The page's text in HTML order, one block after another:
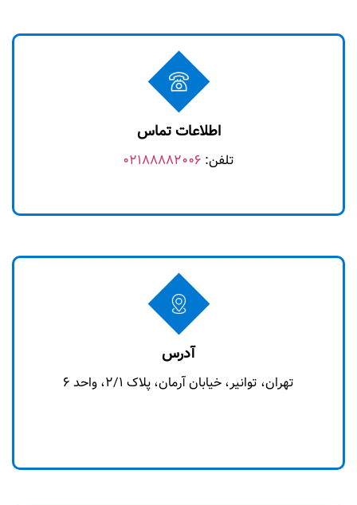
اطلاعات تماس
تلفن: 02188882006
آدرس
تهران، توانیر، خیابان آرمان، پلاک 2/1، واحد 6